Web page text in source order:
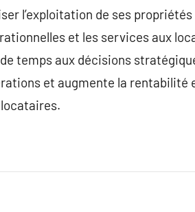
l’exploitation de ses propriétés
et les services aux
temps aux décisions
et augmente la rentabilité